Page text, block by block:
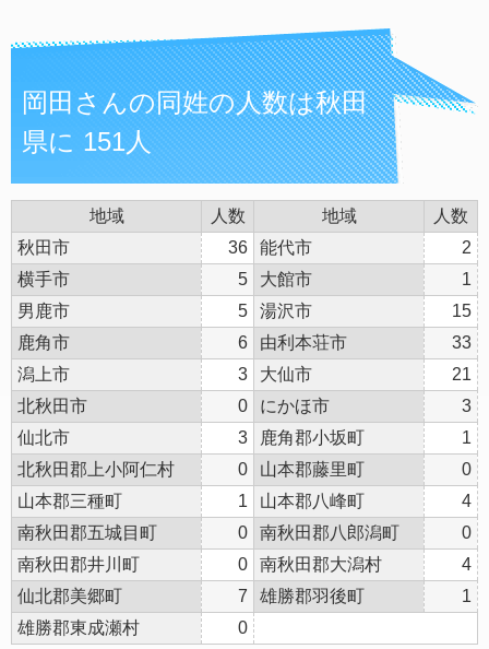
岡田さんの同姓の人数は秋田
県に 151人
地域 人数 地域
人数
秋田市
36 能代市
2
横手市
5 大館市
1
男鹿市
5 湯沢市
15
鹿角市
6 由利本荘市
33
潟上市
3 大仙市
21
北秋田市
0 にかほ市
3
仙北市
3 鹿角郡小坂町
1
北秋田郡上小阿仁村
0 山本郡藤里町
0
山本郡三種町
1 山本郡八峰町
4
南秋田郡五城目町
0 南秋田郡八郎潟町
0
南秋田郡井川町
0 南秋田郡大潟村
4
仙北郡美郷町
7 雄勝郡羽後町
1
雄勝郡東成瀬村
0